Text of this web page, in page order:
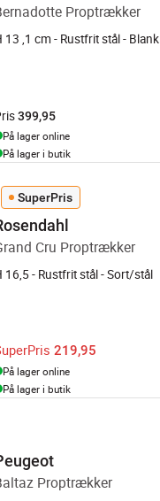
Proptrækker
13 ,1 cm - Rustfrit stål - Blank
399,95
På lager online
På lager i butik
SuperPris
Cru Proptrækker
16,5 - Rustfrit stål - Sort/stål
219,95
På lager online
På lager i butik
Proptrækker